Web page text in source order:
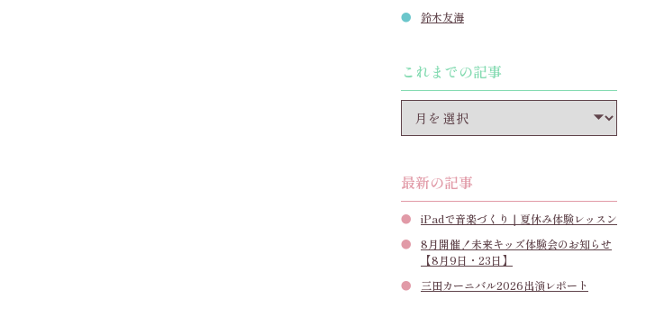
鈴木友海
これまでの記事
最新の記事
iPadで音楽づくり｜夏休み体験レッスン
8月開催！未来キッズ体験会のお知らせ
【8月9日・23日】
三田カーニバル2026出演レポート